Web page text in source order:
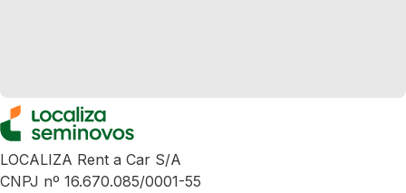
LOCALIZA Rent a Car S/A
CNPJ nº 16.670.085/0001-55